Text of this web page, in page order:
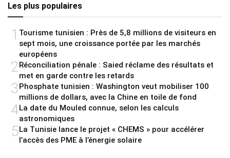
Les plus populaires
1 Tourisme tunisien : Près de 5,8 millions de visiteurs en
sept mois, une croissance portée par les marchés
européens
2 Réconciliation pénale : Saied réclame des résultats et
met en garde contre les retards
3Phosphate tunisien : Washington veut mobiliser 100
millions de dollars, avec la Chine en toile de fond
4La date du Mouled connue, selon les calculs
astronomiques
5La Tunisie lance le projet « CHEMS » pour accélérer
l’accès des PME à l’énergie solaire